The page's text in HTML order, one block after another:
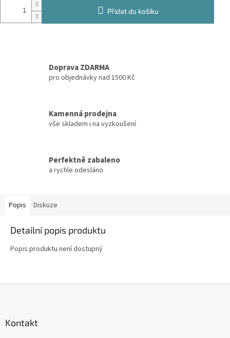
Přidat do košíku
Doprava ZDARMA
pro objednávky nad 1500 Kč
Kamenná prodejna
vše skladem i na vyzkoušení
Perfektně zabaleno
a rychle odesláno
Popis Diskuze
Detailní popis produktu
Popis produktu není dostupný
Kontakt